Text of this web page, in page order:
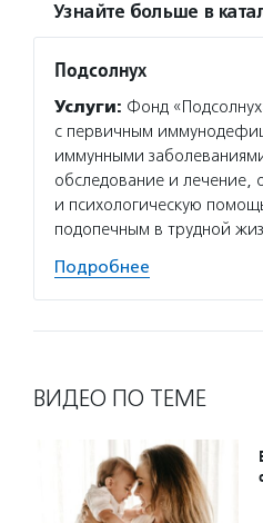
Узнайте больше в
Подсолнух
Услуги: Фонд
с первичным
иммунными
обследование и лечение,
и психологическую
подопечным в трудной
Подробнее
ВИДЕО ПО ТЕМЕ